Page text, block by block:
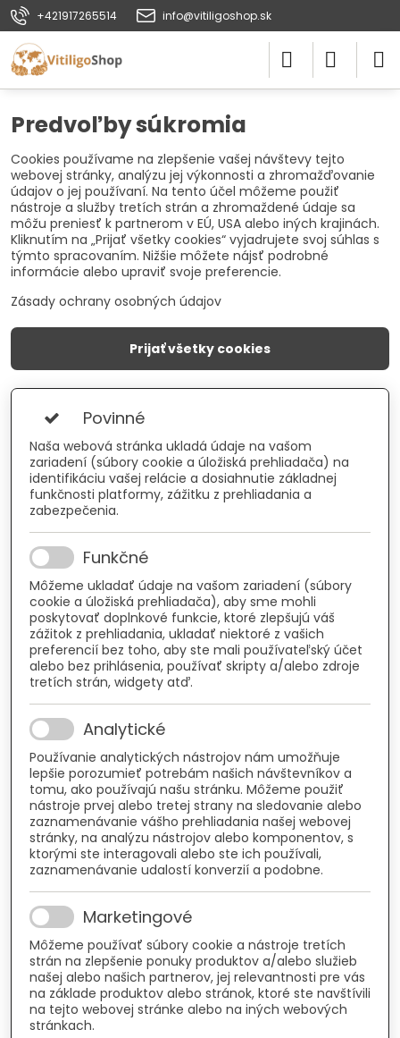
+421917265514 info@vitiligoshop.sk
Predvoľby súkromia
Cookies používame na zlepšenie vašej návštevy tejto
webovej stránky, analýzu jej výkonnosti a zhromažďovanie
údajov o jej používaní. Na tento účel môžeme použiť
nástroje a služby tretích strán a zhromaždené údaje sa
môžu preniesť k partnerom v EÚ, USA alebo iných krajinách.
Kliknutím na „Prijať všetky cookies“ vyjadrujete svoj súhlas s
týmto spracovaním. Nižšie môžete nájsť podrobné
informácie alebo upraviť svoje preferencie.
Zásady ochrany osobných údajov
Prijať všetky cookies
Povinné
Naša webová stránka ukladá údaje na vašom
zariadení (súbory cookie a úložiská prehliadača) na
identifikáciu vašej relácie a dosiahnutie základnej
funkčnosti platformy, zážitku z prehliadania a
zabezpečenia.
Funkčné
Môžeme ukladať údaje na vašom zariadení (súbory
cookie a úložiská prehliadača), aby sme mohli
poskytovať doplnkové funkcie, ktoré zlepšujú váš
zážitok z prehliadania, ukladať niektoré z vašich
preferencií bez toho, aby ste mali používateľský účet
alebo bez prihlásenia, používať skripty a/alebo zdroje
tretích strán, widgety atď.
Analytické
Používanie analytických nástrojov nám umožňuje
lepšie porozumieť potrebám našich návštevníkov a
tomu, ako používajú našu stránku. Môžeme použiť
nástroje prvej alebo tretej strany na sledovanie alebo
zaznamenávanie vášho prehliadania našej webovej
stránky, na analýzu nástrojov alebo komponentov, s
ktorými ste interagovali alebo ste ich používali,
zaznamenávanie udalostí konverzií a podobne.
Marketingové
Môžeme používať súbory cookie a nástroje tretích
strán na zlepšenie ponuky produktov a/alebo služieb
našej alebo našich partnerov, jej relevantnosti pre vás
na základe produktov alebo stránok, ktoré ste navštívili
na tejto webovej stránke alebo na iných webových
stránkach.